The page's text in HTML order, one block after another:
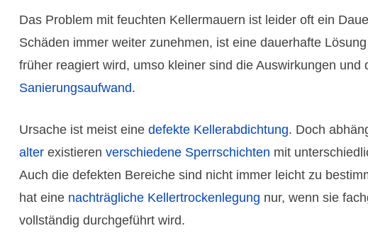
Das Problem mit feuchten Keller­mauern ist leider oft ein
Schäden immer weiter zunehmen, ist eine dauer­hafte
früher reagiert wird, umso kleiner sind die Auswir­kungen und
Sanierungs­aufwand.
Ursache ist meist eine defekte Keller­abdichtung. Doch
alterexistieren verschiedene Sperr­schichten mit
Auch die defekten Bereiche sind nicht immer leicht zu
hat eine nach­trägliche Keller­trocken­legung nur, wenn sie
voll­ständig durch­geführt wird.